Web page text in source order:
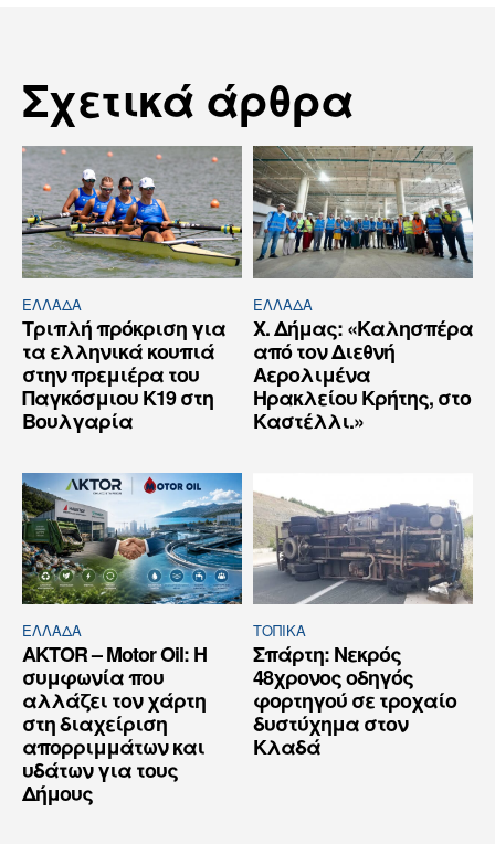
Σχετικά άρθρα
ΕΛΛΆΔΑ
Τριπλή πρόκριση για
τα ελληνικά κουπιά
στην πρεμιέρα του
Παγκόσμιου Κ19 στη
Βουλγαρία
ΕΛΛΆΔΑ
Χ. Δήμας: «Καλησπέρα
από τον Διεθνή
Αερολιμένα
Ηρακλείου Κρήτης, στο
Καστέλλι.»
ΕΛΛΆΔΑ
AKTOR – Motor Oil: Η
συμφωνία που
αλλάζει τον χάρτη
στη διαχείριση
απορριμμάτων και
υδάτων για τους
Δήμους
ΤΟΠΙΚΑ
Σπάρτη: Νεκρός
48χρονος οδηγός
φορτηγού σε τροχαίο
δυστύχημα στον
Κλαδά